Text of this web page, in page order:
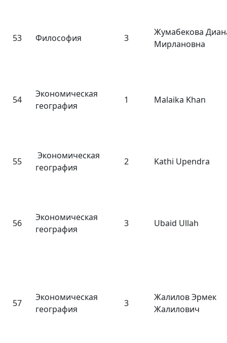
53 Философия 3
Жумабекова
Мирлановна
54
Экономическая
география
1 Malaika Khan
55
Экономическая
география
2 Kathi Upendra
56
Экономическая
география
3 Ubaid Ullah
57
Экономическая
география
3
Жалилов Эрмек
Жалилович